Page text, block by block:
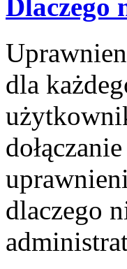
Dlaczego
dla
dlaczego